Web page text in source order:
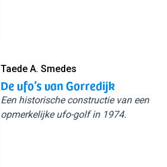
Taede A. Smedes
De ufo’s van Gorredijk
Een historische constructie van een
opmerkelijke ufo-golf in 1974.